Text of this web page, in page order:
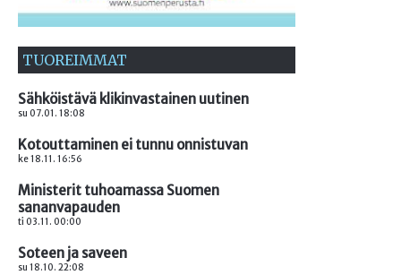
TUOREIMMAT
Sähköistävä klikinvastainen uutinen
su 07.01. 18:08
Kotouttaminen ei tunnu onnistuvan
ke 18.11. 16:56
Ministerit tuhoamassa Suomen
sananvapauden
ti 03.11. 00:00
Soteen ja saveen
su 18.10. 22:08